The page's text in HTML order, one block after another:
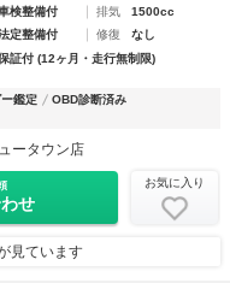
検整備付 排気
1500cc
定整備付 修復
なし
証付 (12ヶ月・走行無制限)
ー鑑定
OBD診断済み
ータウン店
せ
お気に入り
見ています